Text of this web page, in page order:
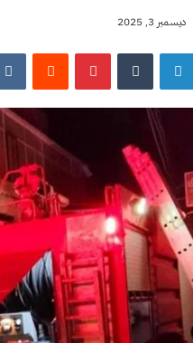
ديسمبر 3, 2025
لينكدإن بينتيريست